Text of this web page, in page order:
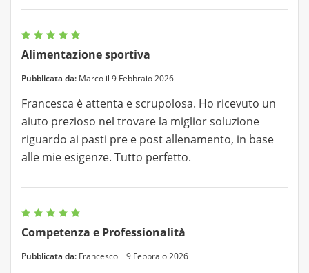
Alimentazione sportiva
Pubblicata da: Marco il 9 Febbraio 2026
Francesca è attenta e scrupolosa. Ho ricevuto un
aiuto prezioso nel trovare la miglior soluzione
riguardo ai pasti pre e post allenamento, in base
alle mie esigenze. Tutto perfetto.
Competenza e Professionalità
Pubblicata da: Francesco il 9 Febbraio 2026